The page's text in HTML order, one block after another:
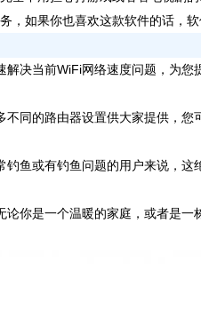
，如果你也喜欢这款软件的话，
决当前WiFi网络速度问题，为您
同的路由器设置供大家提供，您
鱼或有钓鱼问题的用户来说，这
你是一个温暖的家庭，或者是一